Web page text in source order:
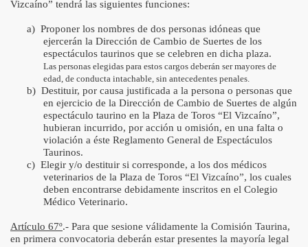
Vizcaíno” tendrá las siguientes funciones:
a) Proponer los nombres de dos personas idóneas que
ejercerán la Dirección de Cambio de Suertes de los
espectáculos taurinos que se celebren en dicha plaza.
Las personas elegidas para estos cargos deberán ser mayores de
edad, de conducta intachable, sin antecedentes penales.
b) Destituir, por causa justificada a la persona o personas que
en ejercicio de la Dirección de Cambio de Suertes de algún
espectáculo taurino en la Plaza de Toros “El Vizcaíno”,
hubieran incurrido, por acción u omisión, en una falta o
violación a éste Reglamento General de Espectáculos
Taurinos.
c) Elegir y/o destituir si corresponde, a los dos médicos
veterinarios de la Plaza de Toros “El Vizcaíno”, los cuales
deben encontrarse debidamente inscritos en el Colegio
Médico Veterinario.
Artículo 67º.- Para que sesione válidamente la Comisión Taurina,
en primera convocatoria deberán estar presentes la mayoría legal